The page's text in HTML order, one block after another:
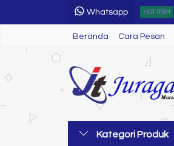
Whatsapp HOT ITEM
Beranda Cara Pesan
Kategori Produk